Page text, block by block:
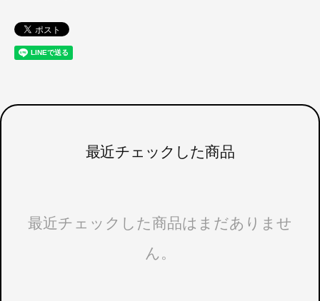
最近チェックした商品
最近チェックした商品はまだありませ
ん。